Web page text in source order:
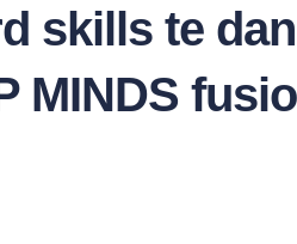
skills te
MINDS